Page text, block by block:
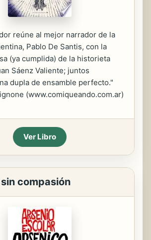
reúne al mejor narrador de la
Pablo De Santis, con la
(ya cumplida) de la historieta
Sáenz Valiente; juntos
dupla de ensamble perfecto."
(www.comiqueando.com.ar)
Ver Libro
compasión